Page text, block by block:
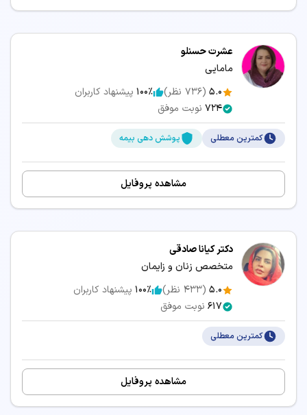
عشرت حسنلو
مامایی
5.0
(
736 نظر) 100٪ پیشنهاد کاربران
724 نوبت موفق
کمترین معطلی پوشش دهی بیمه
مشاهده پروفایل
دکتر کیانا صادقی
متخصص زنان و زایمان
5.0
(
433 نظر) 100٪ پیشنهاد کاربران
617 نوبت موفق
کمترین معطلی
مشاهده پروفایل